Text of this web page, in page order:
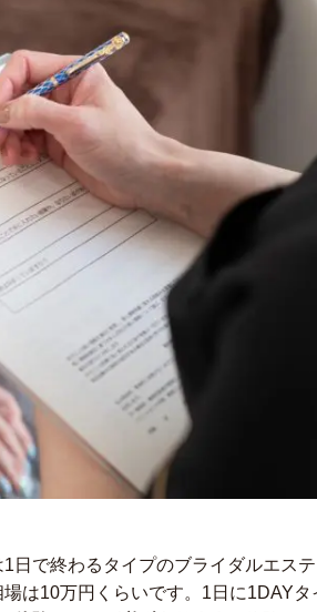
日で終わるタイプのブライダルエス
は10万円くらいです。1日に1DAYタ